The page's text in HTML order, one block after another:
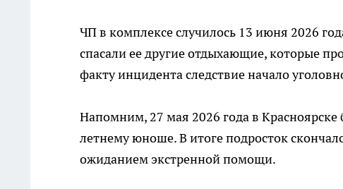
ЧП в комплексе случилось 13 июня 2026
спасали ее другие отдыхающие, которые
факту инцидента следствие начало
Напомним, 27 мая 2026 года в
летнему юноше. В итоге подросток
ожиданием экстренной помощи.